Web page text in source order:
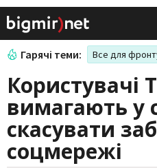
Гарячі теми: Все для
Користувачі
вимагають у
скасувати
соцмережі